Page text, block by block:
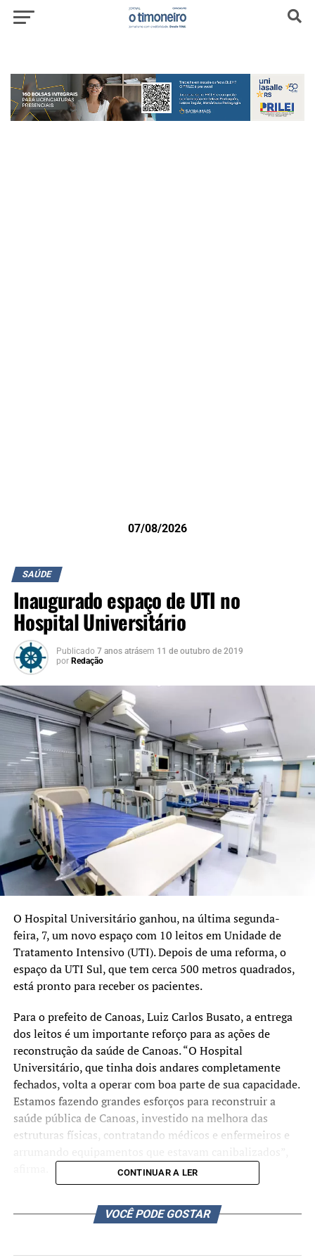
07/08/2026
SAÚDE
Inaugurado espaço de UTI no
Hospital Universitário
Publicado 7 anos atrásem 11 de outubro de 2019
por Redação
O Hospital Universitário ganhou, na última segunda-
feira, 7, um novo espaço com 10 leitos em Unidade de
Tratamento Intensivo (UTI). Depois de uma reforma, o
espaço da UTI Sul, que tem cerca 500 metros quadrados,
está pronto para receber os pacientes.
Para o prefeito de Canoas, Luiz Carlos Busato, a entrega
dos leitos é um importante reforço para as ações de
reconstrução da saúde de Canoas. “O Hospital
Universitário, que tinha dois andares completamente
fechados, volta a operar com boa parte de sua capacidade.
Estamos fazendo grandes esforços para reconstruir a
saúde pública de Canoas, investido na melhora das
estruturas físicas, contratando médicos e enfermeiros e
em UTI. Após a inauguração, esse número cresce 50%,
CONTINUAR A LER
VOCÊ PODE GOSTAR